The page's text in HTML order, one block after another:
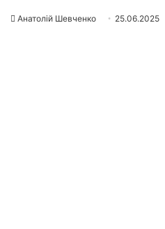
Анатолій Шевченко 25.06.2025